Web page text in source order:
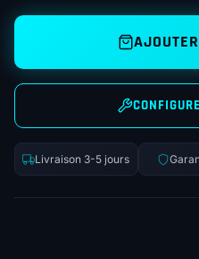
Livraison 3-5 jours